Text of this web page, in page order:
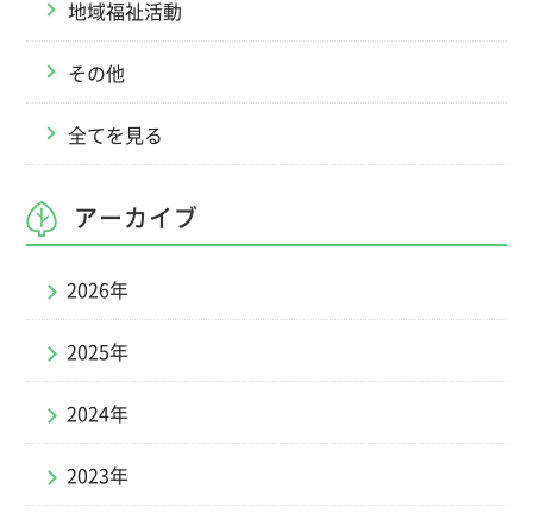
地域福祉活動
その他
全てを見る
アーカイブ
2026年
2025年
2024年
2023年